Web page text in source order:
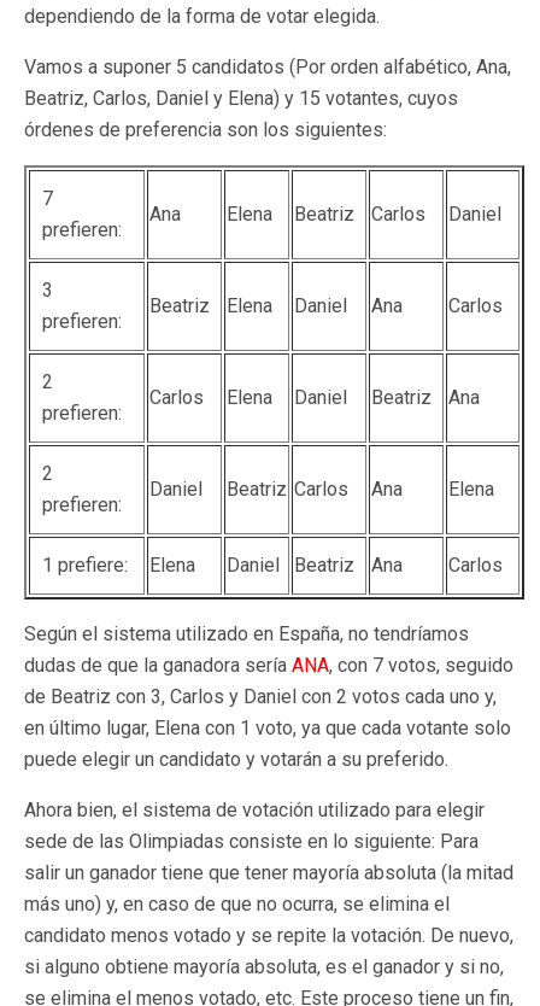
dependiendo de la forma de votar elegida.
Vamos a suponer 5 candidatos (Por orden alfabético, Ana,
Beatriz, Carlos, Daniel y Elena) y 15 votantes, cuyos
órdenes de preferencia son los siguientes:
7
prefieren:
Ana Elena Beatriz Carlos Daniel
3
prefieren:
Beatriz Elena Daniel Ana Carlos
2
prefieren:
Carlos Elena Daniel Beatriz Ana
2
prefieren:
Daniel Beatriz Carlos Ana Elena
1 prefiere: Elena Daniel Beatriz Ana Carlos
Según el sistema utilizado en España, no tendríamos
dudas de que la ganadora sería ANA, con 7 votos, seguido
de Beatriz con 3, Carlos y Daniel con 2 votos cada uno y,
en último lugar, Elena con 1 voto, ya que cada votante solo
puede elegir un candidato y votarán a su preferido.
Ahora bien, el sistema de votación utilizado para elegir
sede de las Olimpiadas consiste en lo siguiente: Para
salir un ganador tiene que tener mayoría absoluta (la mitad
más uno) y, en caso de que no ocurra, se elimina el
candidato menos votado y se repite la votación. De nuevo,
si alguno obtiene mayoría absoluta, es el ganador y si no,
se elimina el menos votado, etc. Este proceso tiene un fin,